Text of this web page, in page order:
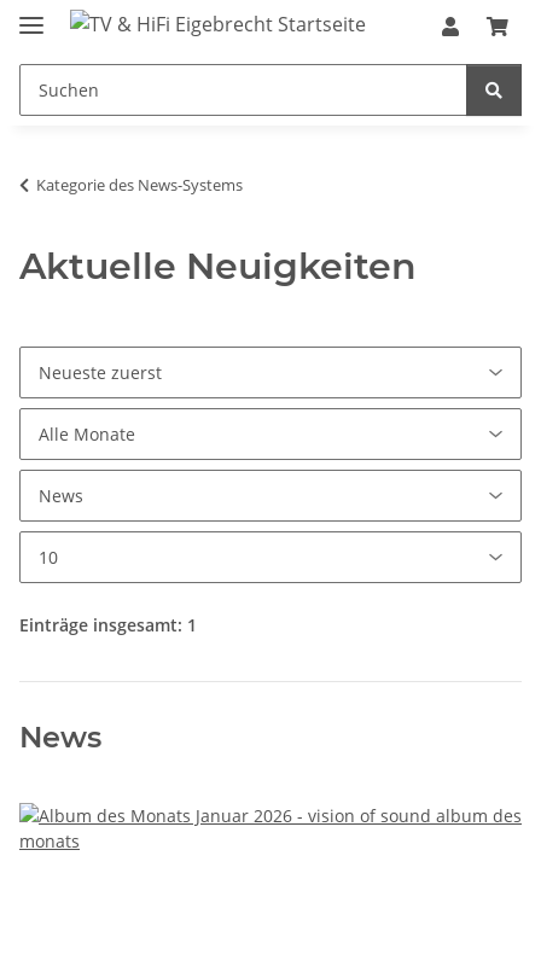
Kategorie des News-Systems
Aktuelle Neuigkeiten
Einträge insgesamt: 1
News